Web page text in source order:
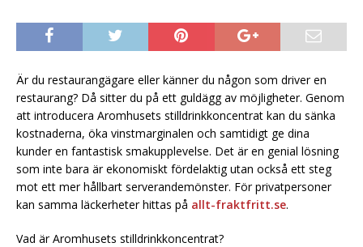
Är du restaurangägare eller känner du någon som driver en
restaurang? Då sitter du på ett guldägg av möjligheter. Genom
att introducera Aromhusets stilldrinkkoncentrat kan du sänka
kostnaderna, öka vinstmarginalen och samtidigt ge dina
kunder en fantastisk smakupplevelse. Det är en genial lösning
som inte bara är ekonomiskt fördelaktig utan också ett steg
mot ett mer hållbart serverandemönster. För privatpersoner
kan samma läckerheter hittas på allt-fraktfritt.se.
Vad är Aromhusets stilldrinkkoncentrat?